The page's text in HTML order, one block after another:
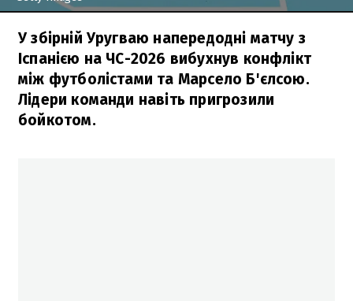
У збірній Уругваю напередодні матчу з
Іспанією на ЧС-2026 вибухнув конфлікт
між футболістами та Марсело Б'єлсою.
Лідери команди навіть пригрозили
бойкотом.